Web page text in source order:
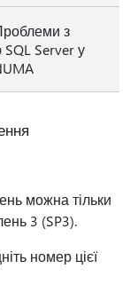
з
SQL Server у
можна тільки
3 (SP3).
номер цієї